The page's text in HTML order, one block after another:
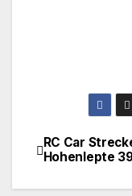
RC Car
Hohenlepte